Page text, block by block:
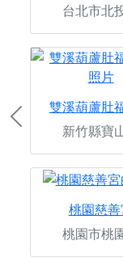
台北市北
雙溪葫蘆肚
新竹縣寶
桃園慈善
桃園市桃
Previous